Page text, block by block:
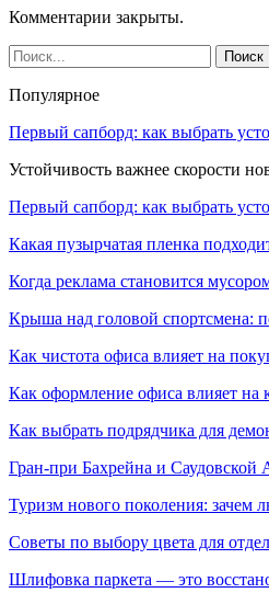
Комментарии закрыты.
Популярное
Первый сапборд: как выбрать
Устойчивость важнее скорости
Первый сапборд: как выбрать
Какая пузырчатая пленка
Когда реклама становится
Крыша над головой спортсмена:
Как чистота офиса влияет на
Как оформление офиса влияет на
Как выбрать подрядчика для
Гран-при Бахрейна и Саудовской
Туризм нового поколения: зачем
Советы по выбору цвета для
Шлифовка паркета — это